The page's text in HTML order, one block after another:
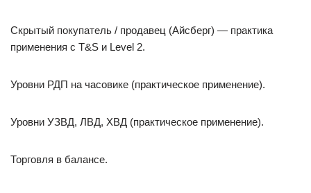
Скрытый покупатель / продавец (Айсберг) — практика
применения с T&S и Level 2.
Уровни РДП на часовике (практическое применение).
Уровни УЗВД, ЛВД, ХВД (практическое применение).
Торговля в балансе.